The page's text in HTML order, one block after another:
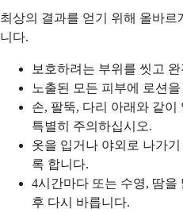
최상의 결과를 얻기 위해 올바
니다.
보호하려는 부위를 씻고
노출된 모든 피부에 로션
손, 팔뚝, 다리 아래와 같이
특별히 주의하십시오.
옷을 입거나 야외로 나가
록 합니다.
4시간마다 또는 수영, 땀
후 다시 바릅니다.